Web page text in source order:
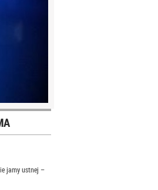
jamy ustnej –